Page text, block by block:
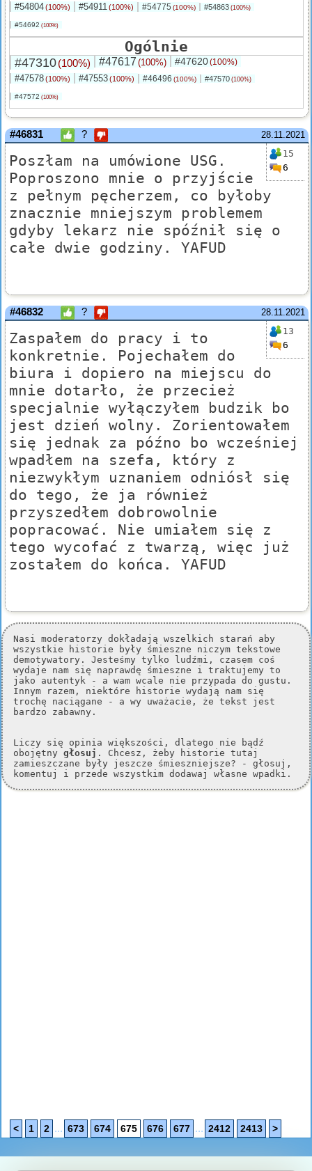
#54804(100%) #54911(100%) #54775 (100%) #54863 (100%)
#54692 (100%)
Ogólnie
#47310(100%) #47617 (100%) #47620(100%)
#47578(100%) #47553(100%) #46496 (100%) #47570 (100%)
#47572 (100%)
28.11.2021
#46831 ?
15
6
Poszłam na umówione USG.
Poproszono mnie o przyjście
z pełnym pęcherzem, co byłoby
znacznie mniejszym problemem
gdyby lekarz nie spóźnił się o
całe dwie godziny. YAFUD
28.11.2021
#46832 ?
13
6
Zaspałem do pracy i to
konkretnie. Pojechałem do
biura i dopiero na miejscu do
mnie dotarło, że przecież
specjalnie wyłączyłem budzik bo
jest dzień wolny. Zorientowałem
się jednak za późno bo wcześniej
wpadłem na szefa, który z
niezwykłym uznaniem odniósł się
do tego, że ja również
przyszedłem dobrowolnie
popracować. Nie umiałem się z
tego wycofać z twarzą, więc już
zostałem do końca. YAFUD
Nasi moderatorzy dokładają wszelkich starań aby
wszystkie historie były śmieszne niczym tekstowe
demotywatory. Jesteśmy tylko ludźmi, czasem coś
wydaje nam się naprawdę śmieszne i traktujemy to
jako autentyk - a wam wcale nie przypada do gustu.
Innym razem, niektóre historie wydają nam się
trochę naciągane - a wy uważacie, że tekst jest
bardzo zabawny.
Liczy się opinia większości, dlatego nie bądź
obojętny głosuj . Chcesz, żeby historie tutaj
zamieszczane były jeszcze śmieszniejsze? - głosuj,
komentuj i przede wszystkim dodawaj własne wpadki.
< 1 2 ... 673 674 675 676 677 ... 2412 2413 >